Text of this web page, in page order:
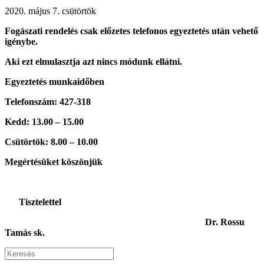
2020. május 7. csütörtök
Fogászati rendelés csak előzetes telefonos egyeztetés után vehető
igénybe.
Aki ezt elmulasztja azt nincs módunk ellátni.
Egyeztetés munkaidőben
Telefonszám: 427-318
Kedd: 13.00 – 15.00
Csütörtök: 8.00 – 10.00
Megértésüket köszönjük
Tisztelettel
Dr. Rossu
Tamás sk.